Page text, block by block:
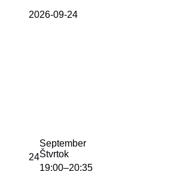
2026-09-24
24
September
Štvrtok
19:00–20:35